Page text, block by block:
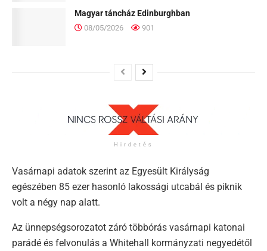
Magyar táncház Edinburghban
08/05/2026 901
Hirdetés
Vasárnapi adatok szerint az Egyesült Királyság
egészében 85 ezer hasonló lakossági utcabál és piknik
volt a négy nap alatt.
Az ünnepségsorozatot záró többórás vasárnapi katonai
parádé és felvonulás a Whitehall kormányzati negyedétől